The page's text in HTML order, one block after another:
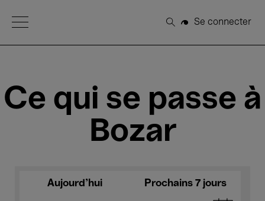
Open Menu
Rechercher
Se connecter
Ce qui se passe à
Bozar
Aujourd'hui Prochains 7 jours